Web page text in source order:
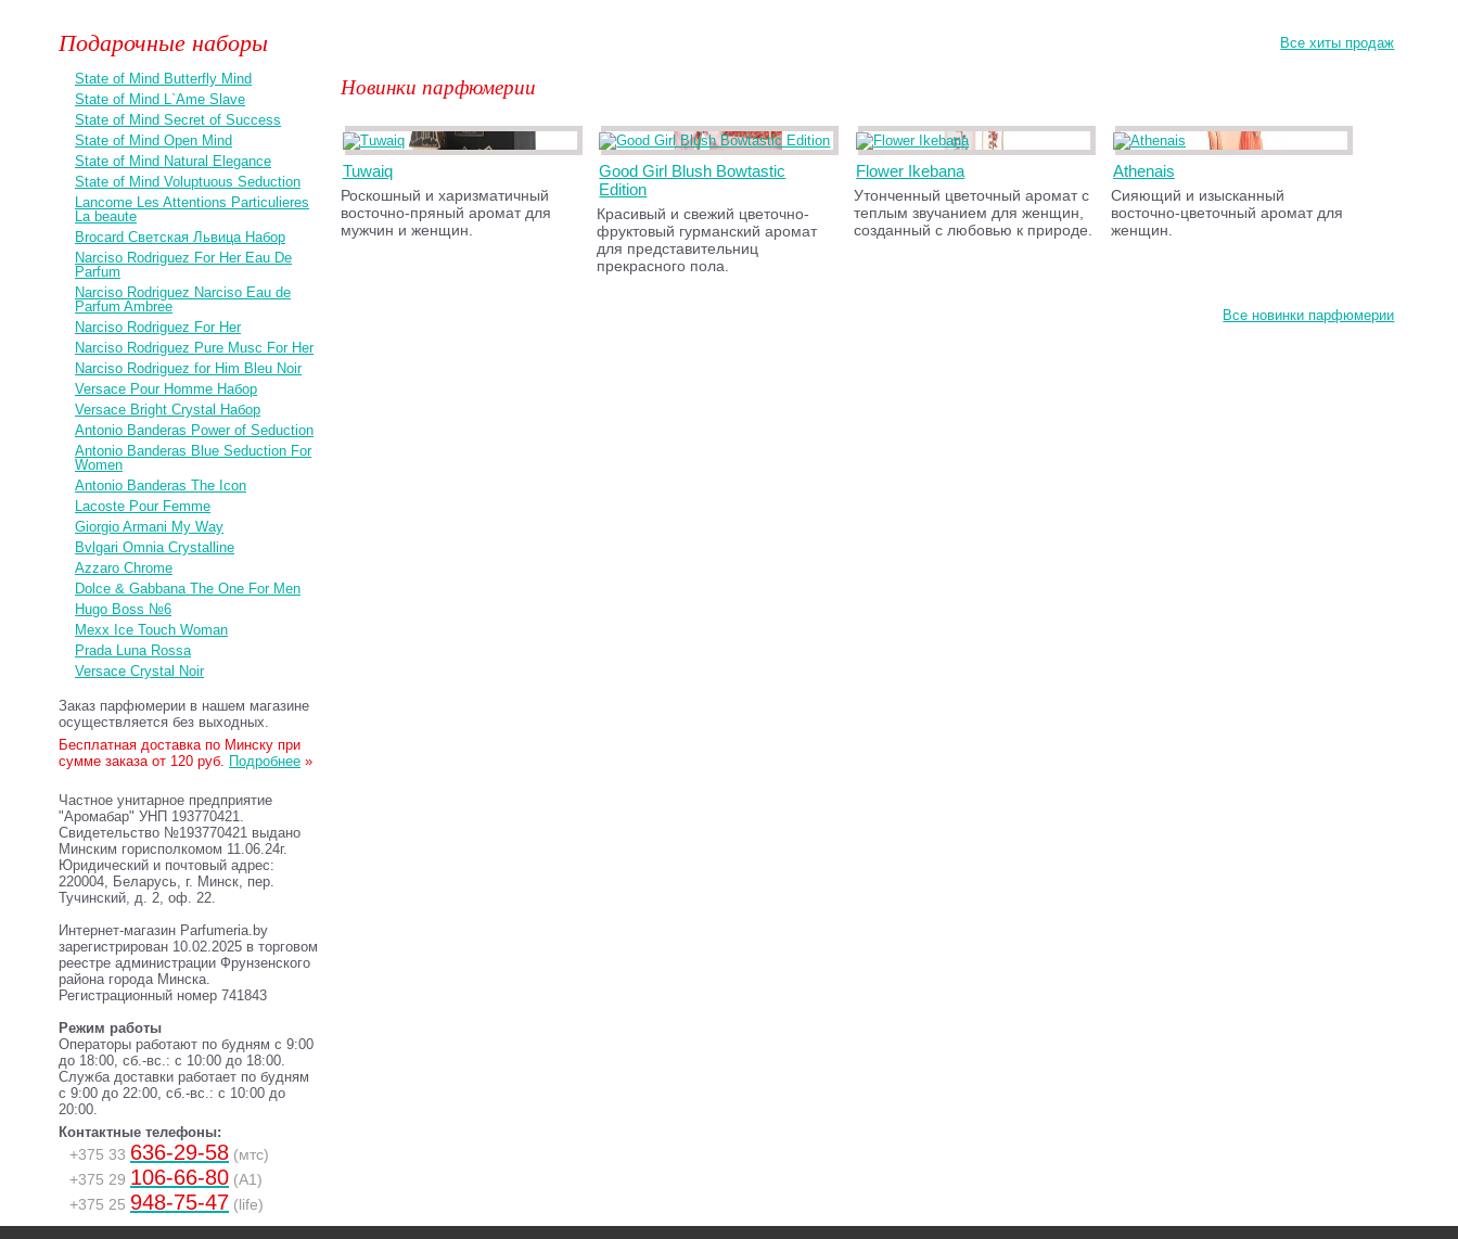
Все хиты продаж
Новинки парфюмерии
Tuwaiq
Роскошный и харизматичный
восточно-пряный аромат для
мужчин и женщин.
Good Girl Blush Bowtastic
Edition
Красивый и свежий цветочно-
фруктовый гурманский аромат
для представительниц
прекрасного пола.
Flower Ikebana
Утонченный цветочный аромат с
теплым звучанием для женщин,
созданный с любовью к природе.
Athenais
Сияющий и изысканный
восточно-цветочный аромат для
женщин.
Все новинки парфюмерии
Подарочные наборы
State of Mind Butterfly Mind
State of Mind L`Ame Slave
State of Mind Secret of Success
State of Mind Open Mind
State of Mind Natural Elegance
State of Mind Voluptuous Seduction
Lancome Les Attentions Particulieres
La beaute
Brocard Светская Львица Набор
Narciso Rodriguez For Her Eau De
Parfum
Narciso Rodriguez Narciso Eau de
Parfum Ambree
Narciso Rodriguez For Her
Narciso Rodriguez Pure Musc For Her
Narciso Rodriguez for Him Bleu Noir
Versace Pour Homme Набор
Versace Bright Crystal Набор
Antonio Banderas Power of Seduction
Antonio Banderas Blue Seduction For
Women
Antonio Banderas The Icon
Lacoste Pour Femme
Giorgio Armani My Way
Bvlgari Omnia Crystalline
Azzaro Chrome
Dolce & Gabbana The One For Men
Hugo Boss №6
Mexx Ice Touch Woman
Prada Luna Rossa
Versace Crystal Noir
Заказ парфюмерии в нашем магазине
осуществляется без выходных.
Бесплатная доставка по Минску при
сумме заказа от 120 руб. Подробнее »
Частное унитарное предприятие
"Аромабар" УНП 193770421.
Свидетельство №193770421 выдано
Минским горисполкомом 11.06.24г.
Юридический и почтовый адрес:
220004, Беларусь, г. Минск, пер.
Тучинский, д. 2, оф. 22.
Интернет-магазин Parfumeria.by
зарегистрирован 10.02.2025 в торговом
реестре администрации Фрунзенского
района города Минска.
Регистрационный номер 741843
Режим работы
Операторы работают по будням с 9:00
до 18:00, сб.-вс.: с 10:00 до 18:00.
Служба доставки работает по будням
с 9:00 до 22:00, сб.-вс.: с 10:00 до
20:00.
Контактные телефоны:
+375 33 636-29-58 (мтс)
+375 29 106-66-80 (A1)
+375 25 948-75-47 (life)